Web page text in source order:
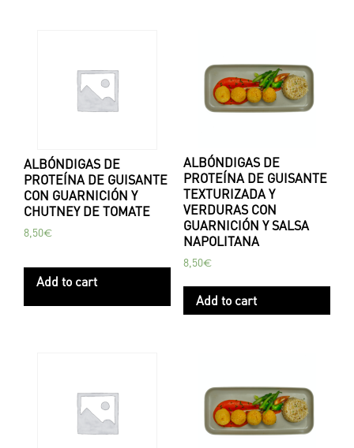
ALBÓNDIGAS DE
PROTEÍNA DE GUISANTE
CON GUARNICIÓN Y
CHUTNEY DE TOMATE
8,50€
Add to cart
ALBÓNDIGAS DE
PROTEÍNA DE GUISANTE
TEXTURIZADA Y
VERDURAS CON
GUARNICIÓN Y SALSA
NAPOLITANA
8,50€
Add to cart